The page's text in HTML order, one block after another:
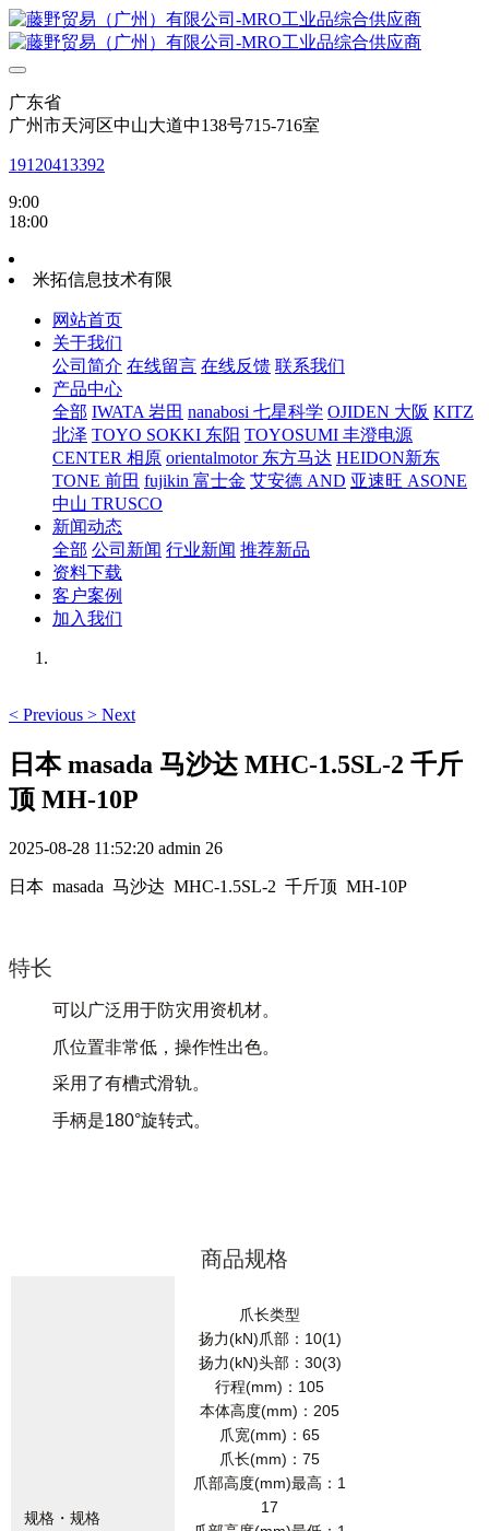
广东省
广州市天河区中山大道中138号715-716室
19120413392
9:00
18:00
米拓信息技术有限
网站首页
关于我们
公司简介 在线留言 在线反馈 联系我们
产品中心
全部 IWATA 岩田 nanabosi 七星科学 OJIDEN 大阪 KITZ
北泽 TOYO SOKKI 东阳 TOYOSUMI 丰澄电源
CENTER 相原 orientalmotor 东方马达 HEIDON新东
TONE 前田 fujikin 富士金 艾安德 AND 亚速旺 ASONE
中山 TRUSCO
新闻动态
全部 公司新闻 行业新闻 推荐新品
资料下载
客户案例
加入我们
< Previous > Next
日本 masada 马沙达 MHC-1.5SL-2 千斤
顶 MH-10P
2025-08-28 11:52:20 admin 26
日本 masada 马沙达 MHC-1.5SL-2 千斤顶 MH-10P
特长
可以广泛用于防灾用资机材。
爪位置非常低，操作性出色。
采用了有槽式滑轨。
手柄是180°旋转式。
商品规格
规格・规格
爪长类型
扬力(kN)爪部：10(1)
扬力(kN)头部：30(3)
行程(mm)：105
本体高度(mm)：205
爪宽(mm)：65
爪长(mm)：75
爪部高度(mm)最高：1
17